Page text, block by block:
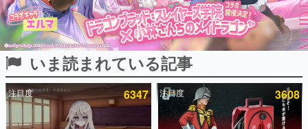
ピックアップ
電ファミのいま読まれている記事ランキング
いま読まれている記事
注目度 6347 注目度 3608